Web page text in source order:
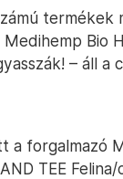
termékek
Bio
– áll a
a forgalmazó
TEE Felina/